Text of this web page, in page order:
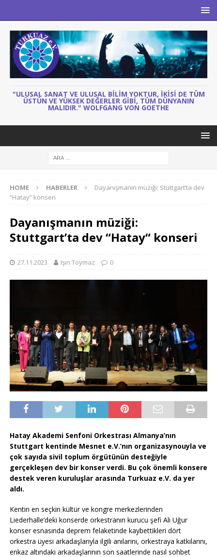
"ULUSAL SANAT VE ULUSAL BILIM YOKTUR, IKISI DE TÜM
ÜSTÜN VE YÜKSEK DEĞERLER GIBI, TÜM DÜNYANIN
MALIDIR." WOLFGANG VON GOETHE
HOME HABERLER
Dayanışmanın müziği: Stuttgart’ta dev
“Hatay“ konseri
Dayanışmanın müziği:
Stuttgart’ta dev “Hatay“ konseri
27.11.2023 Işın Toymaz 0
Hatay Akademi Senfoni Orkestrası Almanya’nın
Stuttgart kentinde Mesnet e.V.‘nın organizasynouyla ve
çok sayıda sivil toplum örgütünün desteğiyle
gerçekleşen dev bir konser verdi. Bu çok önemli konsere
destek veren kuruluşlar arasında Turkuaz e.V. da yer
aldı.
Kentin en seçkin kültür ve kongre merkezlerinden
Liederhalle’deki konserde orkestranın kurucu şefi Ali Uğur
konser esnasında deprem felaketinde kaybettikleri dört
orkestra üyesi arkadaşlarıyla ilgili anılarını, orkestraya katkılarını,
enkaz altındaki arkadaşlarının son saatlerinde nasıl sohbet